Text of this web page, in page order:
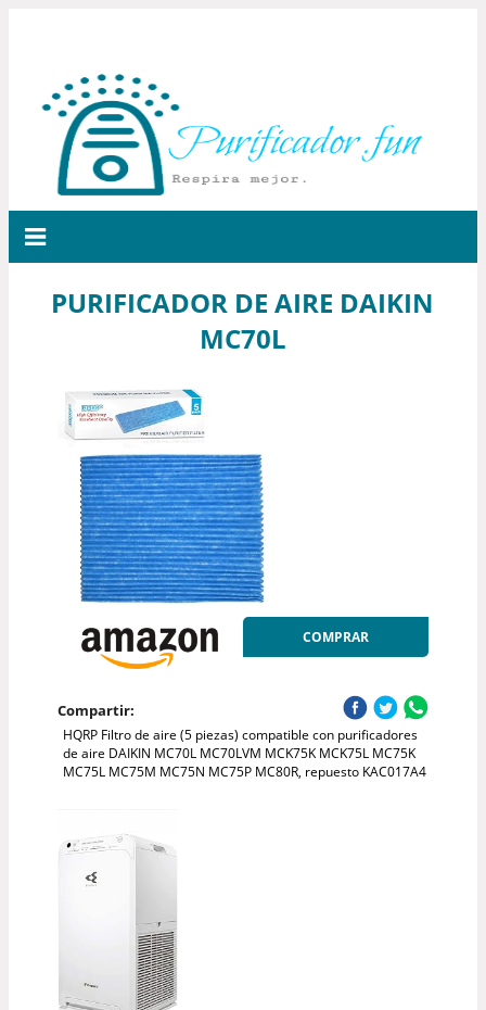
PURIFICADOR DE AIRE DAIKIN
MC70L
COMPRAR
Compartir:
HQRP Filtro de aire (5 piezas) compatible con purificadores
de aire DAIKIN MC70L MC70LVM MCK75K MCK75L MC75K
MC75L MC75M MC75N MC75P MC80R, repuesto KAC017A4